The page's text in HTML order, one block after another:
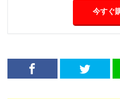
今すぐ